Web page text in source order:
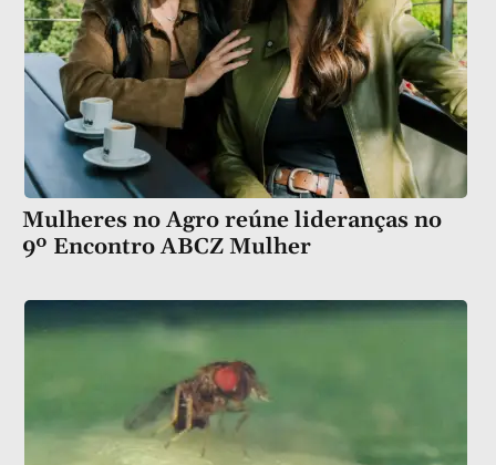
Mulheres no Agro reúne lideranças no
9º Encontro ABCZ Mulher